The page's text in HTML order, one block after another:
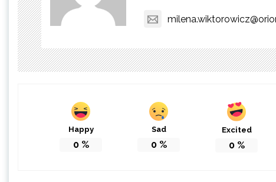
Happy
0%
Sad
0%
Excited
0%